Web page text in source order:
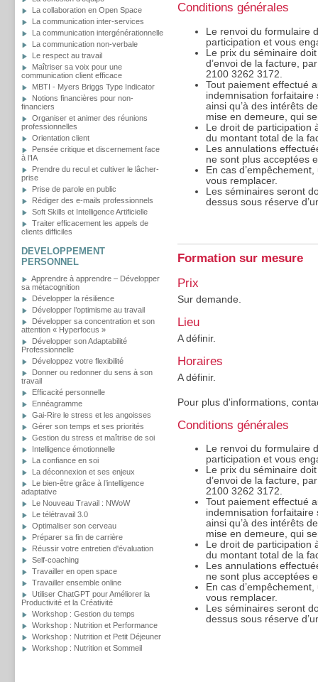
La collaboration en Open Space
La communication inter-services
La communication intergénérationnelle
La communication non-verbale
Le respect au travail
Maîtriser sa voix pour une
communication client efficace
MBTI - Myers Briggs Type Indicator
Notions financières pour non-
financiers
Organiser et animer des réunions
professionnelles
Orientation client
Pensée critique et discernement face
à l’IA
Prendre du recul et cultiver le lâcher-
prise
Prise de parole en public
Rédiger des e-mails professionnels
Soft Skills et Intelligence Artificielle
Traiter efficacement les appels de
clients difficiles
DEVELOPPEMENT
PERSONNEL
Apprendre à apprendre – Développer
sa métacognition
Développer la résilience
Développer l’optimisme au travail
Développer sa concentration et son
attention « Hyperfocus »
Développer son Adaptabilité
Professionnelle
Développez votre flexibilité
Donner ou redonner du sens à son
travail
Efficacité personnelle
Ennéagramme
Gai-Rire le stress et les angoisses
Gérer son temps et ses priorités
Gestion du stress et maîtrise de soi
Intelligence émotionnelle
La confiance en soi
La déconnexion et ses enjeux
Le bien-être grâce à l’intelligence
adaptative
Le Nouveau Travail : NWoW
Le télétravail 3.0
Optimaliser son cerveau
Préparer sa fin de carrière
Réussir votre entretien d'évaluation
Self-coaching
Travailler en open space
Travailler ensemble online
Utiliser ChatGPT pour Améliorer la
Productivité et la Créativité
Workshop : Gestion du temps
Workshop : Nutrition et Performance
Workshop : Nutrition et Petit Déjeuner
Workshop : Nutrition et Sommeil
Conditions générales
Le renvoi du formulaire
participation et vous
Le prix du séminaire
d’envoi de la facture,
2100 3262 3172.
Tout paiement effectué
indemnisation forfaitaire
ainsi qu’à des intérêts
mise en demeure, qui
Le droit de participation
du montant total de la
Les annulations
ne sont plus acceptées
En cas
vous remplacer.
Les séminaires seront
dessus sous réserve
Formation sur mesure
Prix
Sur demande.
Lieu
A définir.
Horaires
A définir.
Pour plus d'informations,
Conditions générales
Le renvoi du formulaire
participation et vous
Le prix du séminaire
d’envoi de la facture,
2100 3262 3172.
Tout paiement effectué
indemnisation forfaitaire
ainsi qu’à des intérêts
mise en demeure, qui
Le droit de participation
du montant total de la
Les annulations
ne sont plus acceptées
En cas
vous remplacer.
Les séminaires seront
dessus sous réserve